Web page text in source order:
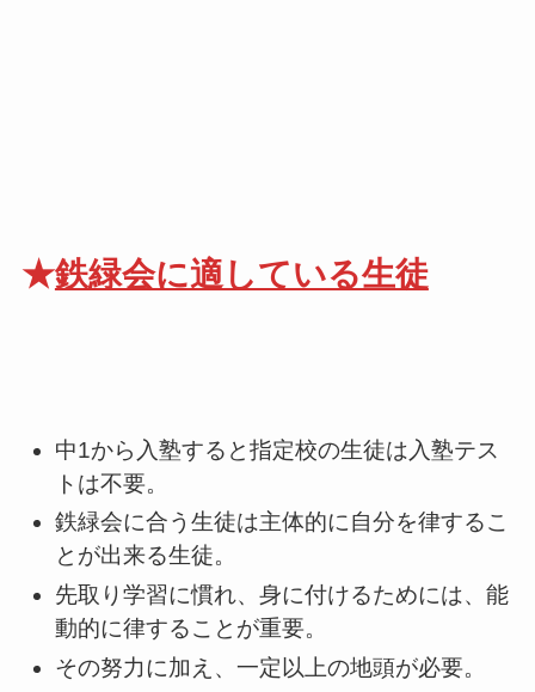
★鉄緑会に適している生徒
中1から入塾すると指定校の生徒は入塾テス
トは不要。
鉄緑会に合う生徒は主体的に自分を律するこ
とが出来る生徒。
先取り学習に慣れ、身に付けるためには、能
動的に律することが重要。
その努力に加え、一定以上の地頭が必要。